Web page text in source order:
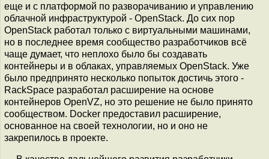
еще и с платформой по разворачиванию и управлению
облачной инфраструктурой - OpenStack. До сих пор
OpenStack работал только с виртуальными машинами,
но в последнее время сообщество разработчиков всё
чаще думает, что неплохо было бы создавать
контейнеры и в облаках, управляемых OpenStack. Уже
было предпринято несколько попыток достичь этого -
RackSpace разработал расширение на основе
контейнеров OpenVZ, но это решение не было принято
сообществом. Docker предоставил расширение,
основанное на своей технологии, но и оно не
закрепилось в проекте.